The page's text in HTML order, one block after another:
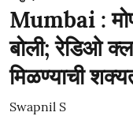
Mumbai :
बोली; रेडिओ
मिळण्याची
Swapnil S